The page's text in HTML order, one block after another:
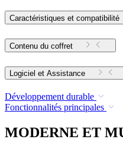
Caractéristiques et compatibilité
Contenu du coffret
Logiciel et Assistance
Développement durable
Fonctionnalités principales
MODERNE ET